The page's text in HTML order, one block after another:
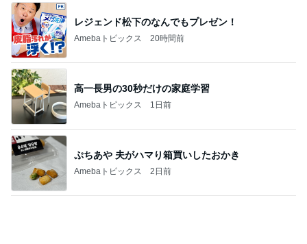
ぷちあや 夫がハマり箱買いしたおかき
Amebaトピックス 2日前
2歳まで女の子だった息子の話
Amebaトピックス 1日前